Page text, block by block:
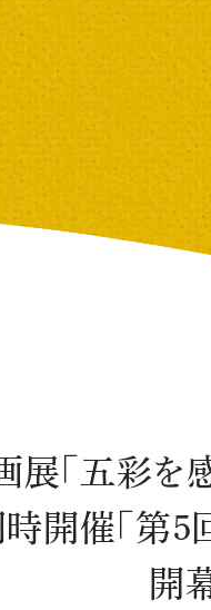
展「五彩を
時開催「第
開